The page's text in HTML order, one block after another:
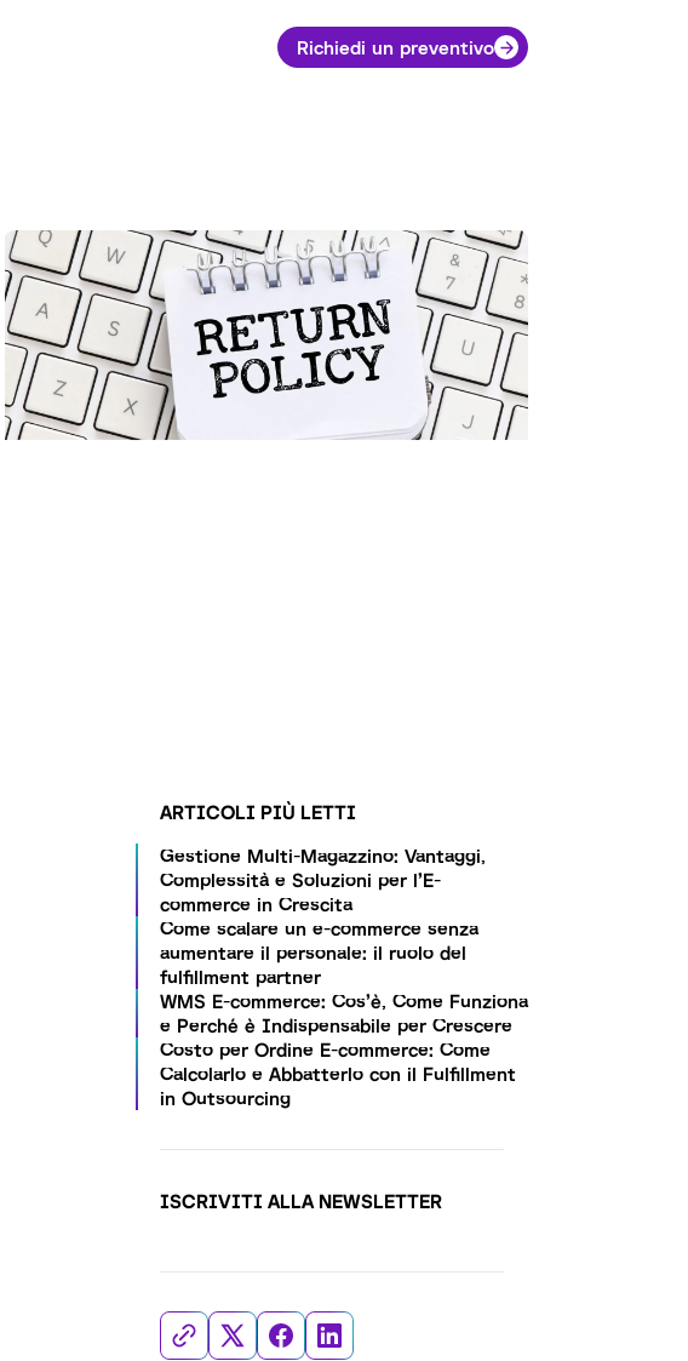
Richiedi un preventivo
ARTICOLI PIÙ LETTI
Gestione Multi-Magazzino: Vantaggi,
Complessità e Soluzioni per l’E-
commerce in Crescita
Come scalare un e-commerce senza
aumentare il personale: il ruolo del
fulfillment partner
WMS E-commerce: Cos’è, Come Funziona
e Perché è Indispensabile per Crescere
Costo per Ordine E-commerce: Come
Calcolarlo e Abbatterlo con il Fulfillment
in Outsourcing
ISCRIVITI ALLA NEWSLETTER